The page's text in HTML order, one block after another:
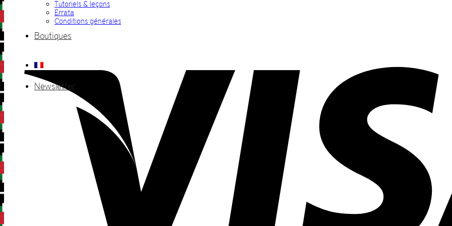
Tutoriels & leçons
Errata
Conditions générales
Boutiques
Newsletter